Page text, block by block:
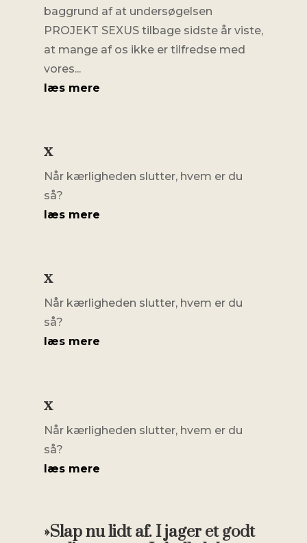
baggrund af at undersøgelsen
PROJEKT SEXUS tilbage sidste år viste,
at mange af os ikke er tilfredse med
vores...
læs mere
x
Når kærligheden slutter, hvem er du
så?
læs mere
x
Når kærligheden slutter, hvem er du
så?
læs mere
x
Når kærligheden slutter, hvem er du
så?
læs mere
»Slap nu lidt af. I jager et godt